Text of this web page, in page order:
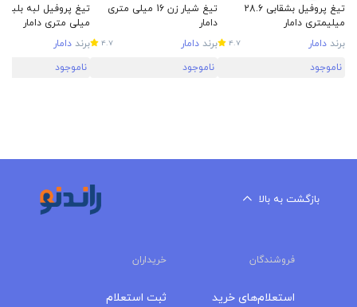
تیغ پروفیل بشقابی 28.6
میلیمتری دامار
برند دامار 4.7
ناموجود
تیغ شیار زن 16 میلی متری
دامار
برند دامار 4.7
ناموجود
میلی متری دامار
برند دامار
ناموجود
بازگشت به بالا
فروشندگان خریداران
استعلام‌های خرید ثبت استعلام